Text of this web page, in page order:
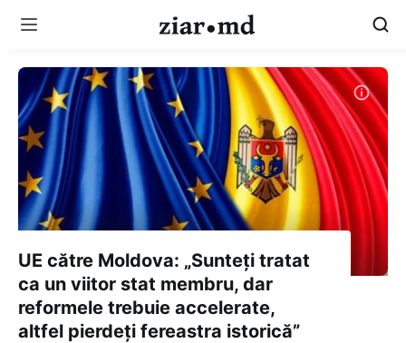
UE către Moldova: „Sunteți tratat
ca un viitor stat membru, dar
reformele trebuie accelerate,
altfel pierdeți fereastra istorică”